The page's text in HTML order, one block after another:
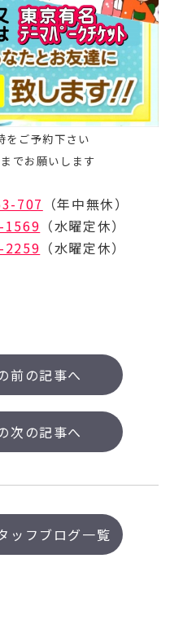
をご予約下さい
でお願いします
707 （年中無休）
1569 （水曜定休）
2259 （水曜定休）
前の記事へ
次の記事へ
ッフブログ一覧